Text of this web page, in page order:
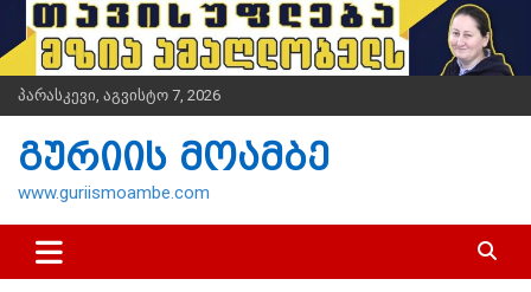
i
t
n
პარასკევი, აგვისტო 7, 2026
გურიის მოამბე
www.guriismoambe.com